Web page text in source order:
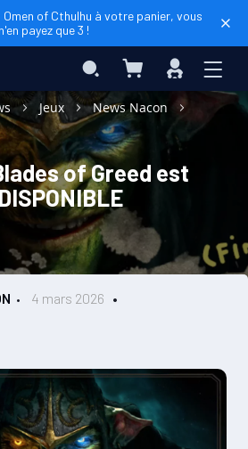
Omen of Cthulhu à votre panier, vous
n'en payez que 3 !
RechercherMon panierConnexion
Jeux
News Nacon
of Greed est
DISPONIBLE
4 mars 2026